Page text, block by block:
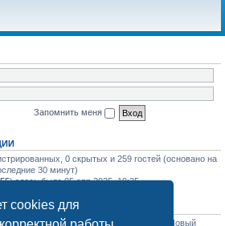
cookies для
Запомнить меня
0 скрытых и 259 гостей (основано на
30 минут)
) здесь было 05 апр 2025, 19:25
тем:1129• Всего пользователей: • Новый